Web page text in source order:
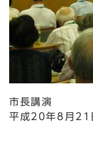
市長講演
平成20年8月